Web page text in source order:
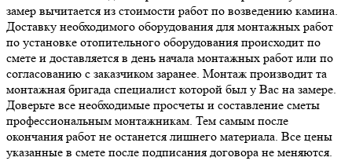
замер вычитается из стоимости работ по возведению камина.
Доставку необходимого оборудования для монтажных работ
по установке отопительного оборудования происходит по
смете и доставляется в день начала монтажных работ или по
согласованию с заказчиком заранее. Монтаж производит та
монтажная бригада специалист которой был у Вас на замере.
Доверьте все необходимые просчеты и составление сметы
профессиональным монтажникам. Тем самым после
окончания работ не останется лишнего материала. Все цены
указанные в смете после подписания договора не меняются.